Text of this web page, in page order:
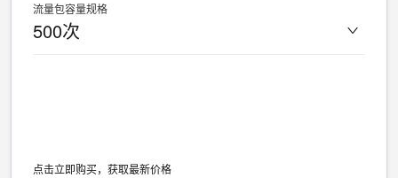
流量包容量规格
500次
点击立即购买，获取最新价格